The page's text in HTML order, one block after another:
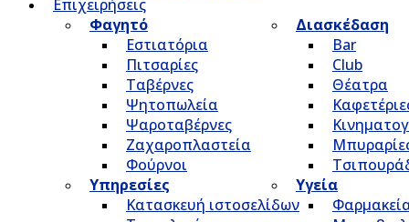
Επιχειρήσεις
Φαγητό
Εστιατόρια
Πιτσαρίες
Ταβέρνες
Ψητοπωλεία
Ψαροταβέρνες
Ζαχαροπλαστεία
Φούρνοι
Διασκέδαση
Bar
Club
Θέατρα
Υπηρεσίες
Κατασκευή ιστοσελίδων
Υγεία